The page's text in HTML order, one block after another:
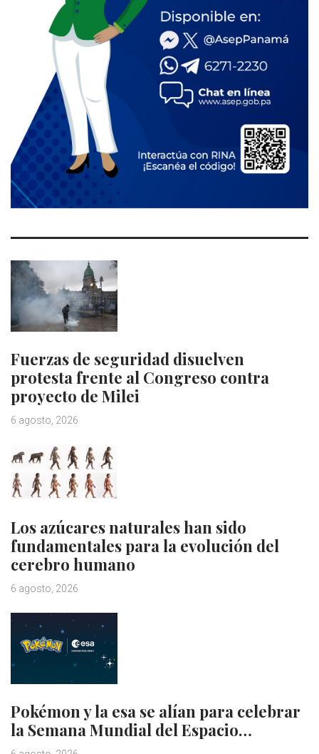
Fuerzas de seguridad disuelven
protesta frente al Congreso contra
proyecto de Milei
6 agosto, 2026
Los azúcares naturales han sido
fundamentales para la evolución del
cerebro humano
6 agosto, 2026
Pokémon y la esa se alían para celebrar
la Semana Mundial del Espacio…